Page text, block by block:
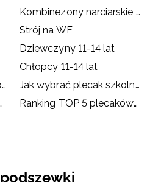
Kombinezony narciarskie dziecięce
Strój na WF
Dziewczyny 11-14 lat
Chłopcy 11-14 lat
Jaki strój na WF – co wybrać dla dziecka?
Jak wybrać plecak szkolny?
dla dzieci
Ranking TOP 5 plecaków szkolnych od 4F